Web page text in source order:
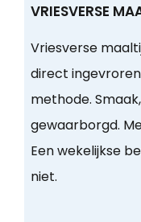
VRIESVERSE
Vriesverse
direct
methode.
gewaarborgd.
Een wekelijkse
niet.